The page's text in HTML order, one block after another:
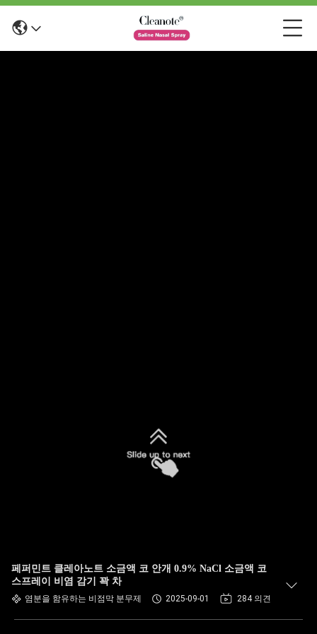
페퍼민트 클레아노트 소금액 코 안개 0.9% NaCl 소금액 코
스프레이 비염 감기 꽉 차
염분을 함유하는 비점막 분무제 2025-09-01 284 의견